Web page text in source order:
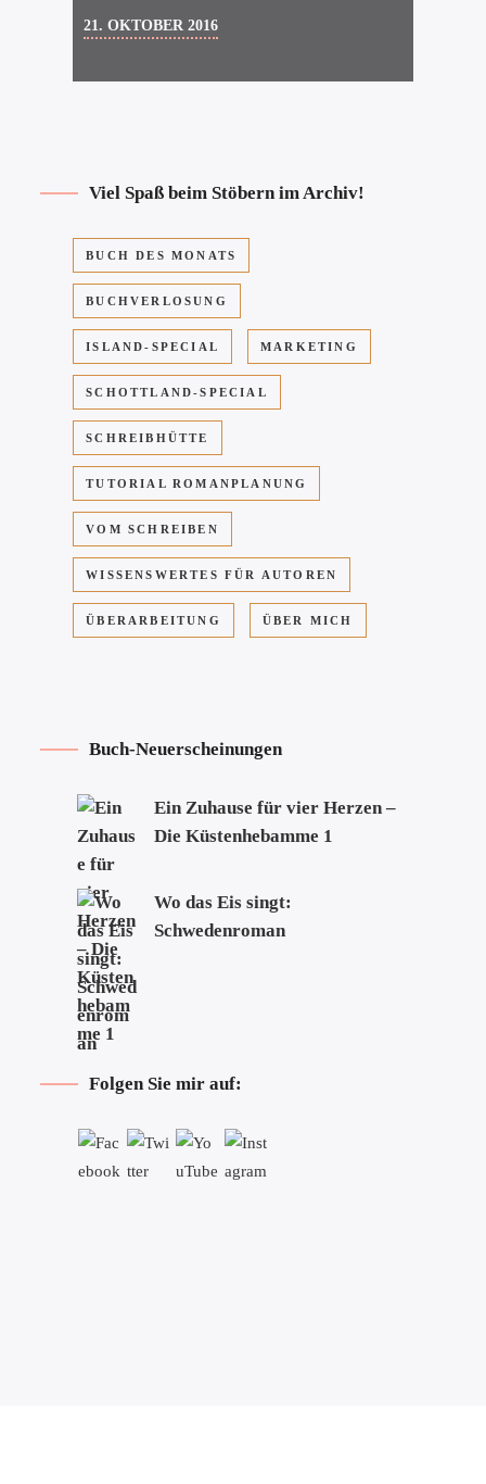
21. OKTOBER 2016
Viel Spaß beim Stöbern im Archiv!
BUCH DES MONATS
BUCHVERLOSUNG
ISLAND-SPECIAL MARKETING
SCHOTTLAND-SPECIAL
SCHREIBHÜTTE
TUTORIAL ROMANPLANUNG
VOM SCHREIBEN
WISSENSWERTES FÜR AUTOREN
ÜBERARBEITUNG ÜBER MICH
Buch-Neuerscheinungen
Ein Zuhause für vier Herzen –
Die Küstenhebamme 1
Wo das Eis singt:
Schwedenroman
Folgen Sie mir auf: